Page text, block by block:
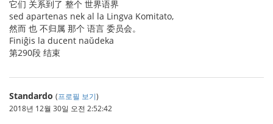
它们 关系到了 整个 世界语界
sed apartenas nek al la Lingva Komitato,
然而 也 不归属 那个 语言 委员会。
Finiĝis la ducent naŭdeka
第290段 结束
Standardo (프로필 보기)
2018년 12월 30일 오전 2:52:42